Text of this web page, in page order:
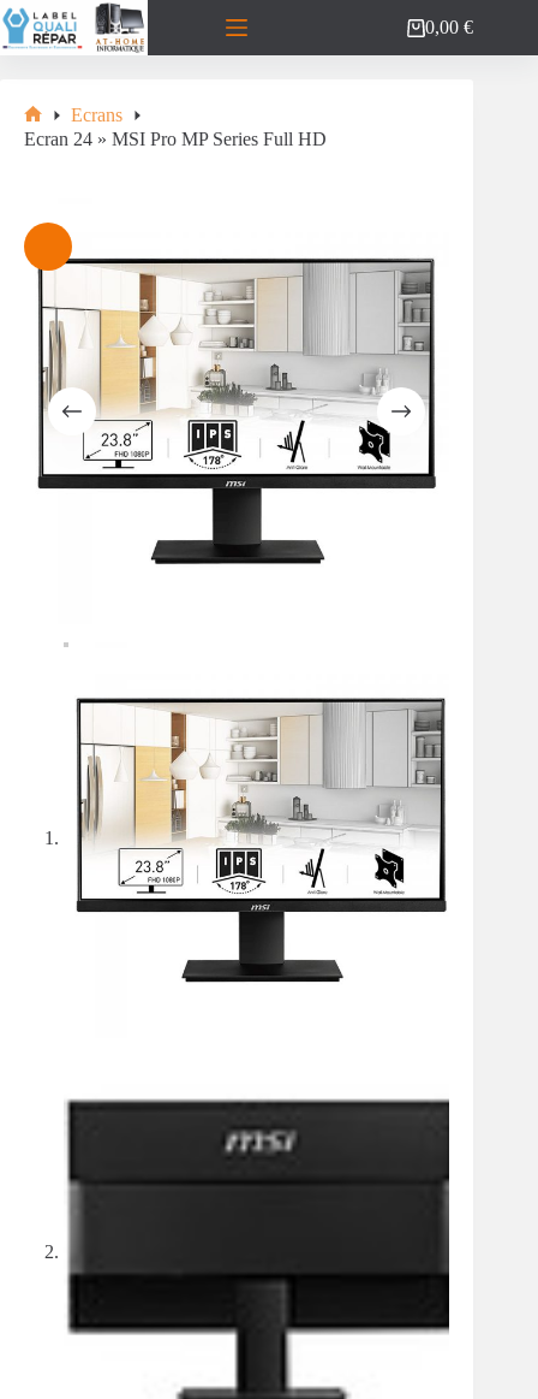
Passer
au
contenu
Panier
d’achat
0,00€
Accueil
Ecrans
Ecran 24 » MSI Pro MP Series Full HD